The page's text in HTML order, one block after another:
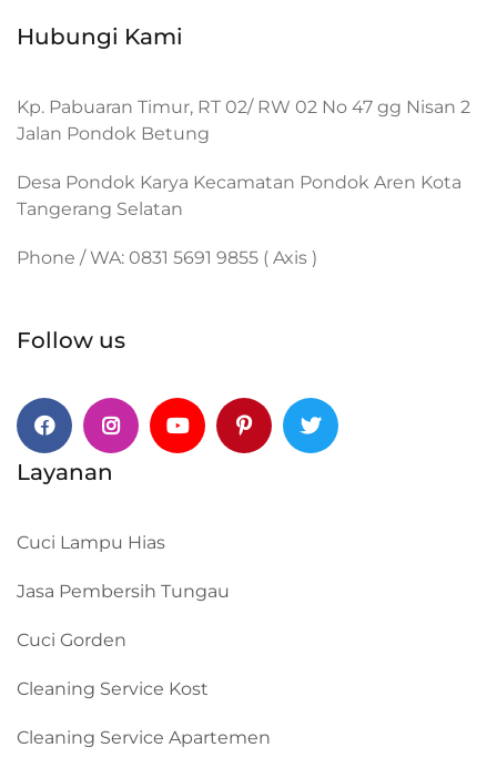
Hubungi Kami
Kp. Pabuaran Timur, RT 02/ RW 02 No 47 gg Nisan 2
Jalan Pondok Betung
Desa Pondok Karya Kecamatan Pondok Aren Kota
Tangerang Selatan
Phone / WA: 0831 5691 9855 ( Axis )
Follow us
FacebookInstagram
Layanan
Cuci Lampu Hias
Jasa Pembersih Tungau
Cuci Gorden
Cleaning Service Kost
Cleaning Service Apartemen